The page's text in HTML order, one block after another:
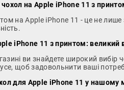
на Apple iPhone 11 з
на Apple iPhone 11 - це не лише
iPhone 11 з принтом: великий
ви знайдете широкий вибір
щоб задовольнити ваші
для Apple iPhone 11 у нашому